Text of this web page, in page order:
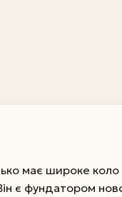
має широке
є фундатором